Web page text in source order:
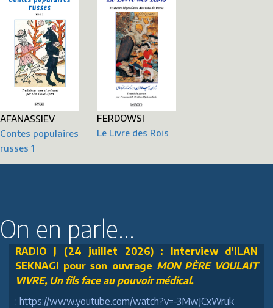
AFANASSIEV
Contes populaires
russes 1
FERDOWSI
Le Livre des Rois
On en parle...
RADIO J (24 juillet 2026) : Interview d'ILAN
SEKNAGI pour son ouvrage MON PÈRE VOULAIT
VIVRE, Un fils face au pouvoir médical.
: https://www.youtube.com/watch?v=-3MwJCxWruk